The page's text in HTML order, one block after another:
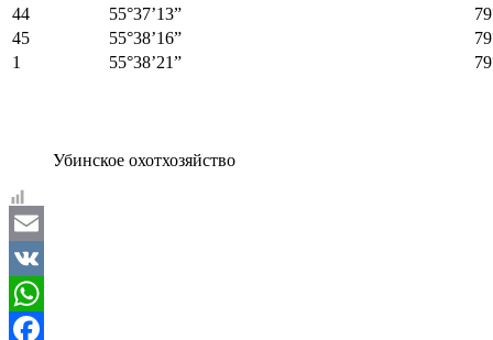
44
55°37’13”
45
55°38’16”
1
55°38’21”
Убинское охотхозяйство
Email
VK
WhatsApp